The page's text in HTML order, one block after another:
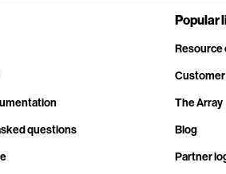
questions
Popular
Resource
The Array
Blog
Partner